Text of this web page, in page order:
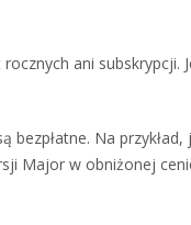
ani subskrypcji.
Na przykład,
Major w obniżonej